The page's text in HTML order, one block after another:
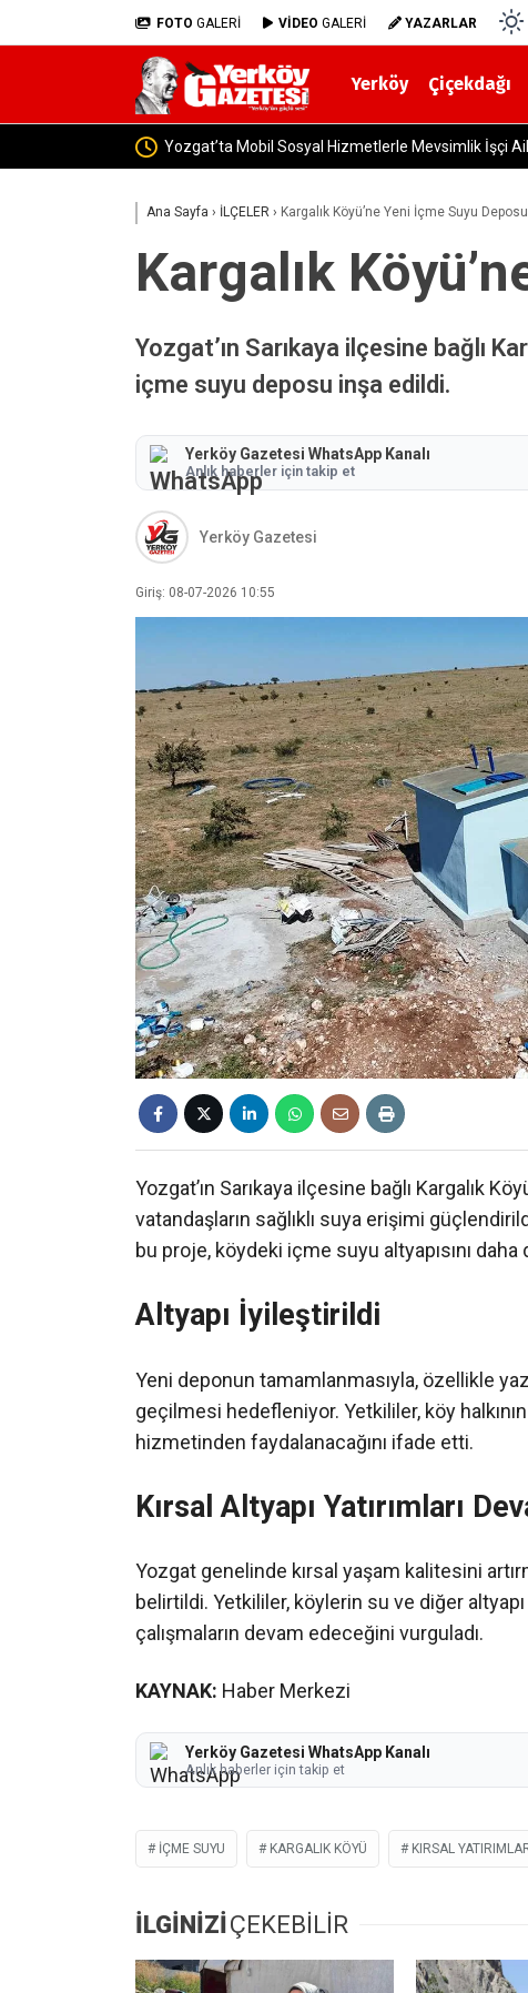
FOTO GALERİ VİDEO GALERİ YAZARLAR
Yerköy Çiçekdağı
Yerköy İlçe
Ana Sayfa › İLÇELER › Kargalık Köyü’ne Yeni İçme Suyu Deposu
Kargalık
Yozgat’ın Sarıkaya ilçesine bağlı
içme suyu deposu inşa edildi.
Yerköy Gazetesi WhatsApp Kanalı
Anlık haberler için takip et
Yerköy Gazetesi
Giriş: 08-07-2026 10:55
Yozgat’ın Sarıkaya ilçesine bağlı Kargalık
vatandaşların sağlıklı suya erişimi
bu proje, köydeki içme suyu altyapısını daha
Altyapı İyileştirildi
Yeni deponun tamamlanmasıyla, özellikle yaz
geçilmesi hedefleniyor. Yetkililer, köy
hizmetinden faydalanacağını ifade etti.
Kırsal Altyapı Yatırımları
Yozgat genelinde kırsal yaşam kalitesini
belirtildi. Yetkililer, köylerin su ve diğer
çalışmaların devam edeceğini vurguladı.
KAYNAK: Haber Merkezi
Yerköy Gazetesi WhatsApp Kanalı
Anlık haberler için takip et
IÇME SUYU KARGALIK KÖYÜ KIRSAL
İLGİNİZİÇEKEBİLİR